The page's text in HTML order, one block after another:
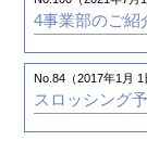
No.3（1996年10月
船殻CAD/CAM
GRADE/HULL
取り組み
尾道造船株式会
4事業部のご紹
No.84（2017年1月 1
スロッシング